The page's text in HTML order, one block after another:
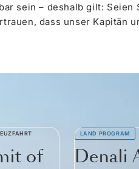
sein – deshalb gilt:
dass unser Kapitän
of
LAND PROGRAM
Denali